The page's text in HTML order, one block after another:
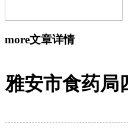
more文章详情
雅安市食药局